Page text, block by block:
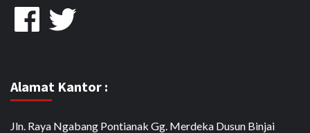
FacebookTwitter
Alamat Kantor :
Jln. Raya Ngabang Pontianak Gg. Merdeka Dusun Binjai